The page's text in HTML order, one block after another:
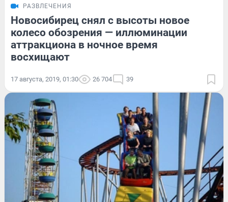
РАЗВЛЕЧЕНИЯ
Новосибирец снял с высоты новое
колесо обозрения — иллюминации
аттракциона в ночное время
восхищают
17 августа, 2019, 01:30 26 704 39